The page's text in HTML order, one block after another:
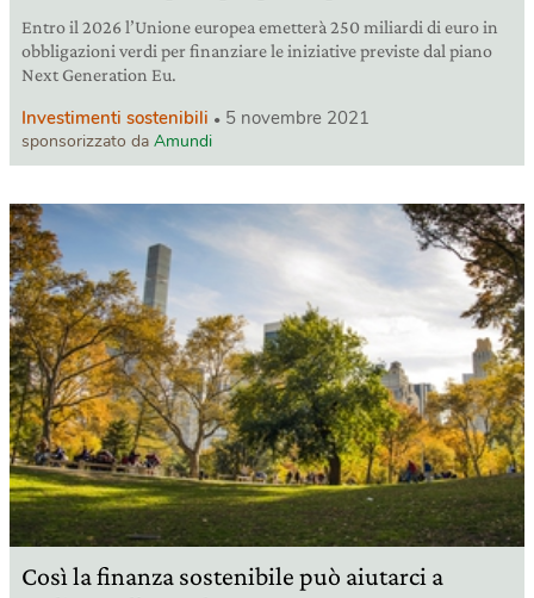
Entro il 2026 l’Unione europea emetterà 250 miliardi di euro in
obbligazioni verdi per finanziare le iniziative previste dal piano
Next Generation Eu.
Investimenti sostenibili 5 novembre 2021
sponsorizzato da Amundi
Così la finanza sostenibile può aiutarci a